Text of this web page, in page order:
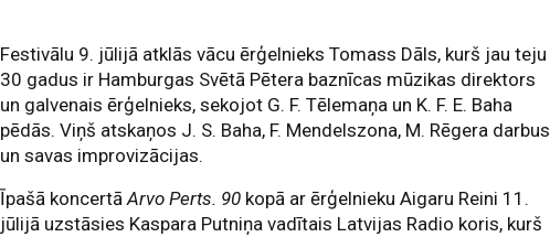
Festivālu 9. jūlijā atklās vācu ērģelnieks Tomass Dāls, kurš jau teju
30 gadus ir Hamburgas Svētā Pētera baznīcas mūzikas direktors
un galvenais ērģelnieks, sekojot G. F. Tēlemaņa un K. F. E. Baha
pēdās. Viņš atskaņos J. S. Baha, F. Mendelszona, M. Rēgera darbus
un savas improvizācijas.
Īpašā koncertāArvo Perts. 90 kopā ar ērģelnieku Aigaru Reini 11.
jūlijā uzstāsies Kaspara Putniņa vadītais Latvijas Radio koris, kurš